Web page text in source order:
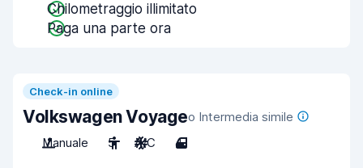
Chilometraggio illimitato
Paga una parte ora
Check-in online
Volkswagen Voyageo Intermedia simile
Manuale
5 A/C 4